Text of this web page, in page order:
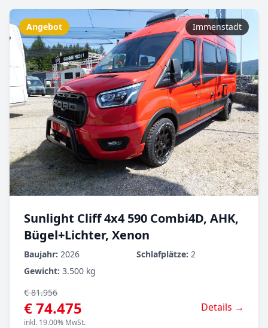
Angebot Immenstadt
Sunlight Cliff 4x4 590 Combi4D, AHK,
Bügel+Lichter, Xenon
Baujahr: 2026 Schlafplätze: 2
Gewicht: 3.500 kg
€ 81.956
€ 74.475
inkl. 19.00% MwSt.
Details →